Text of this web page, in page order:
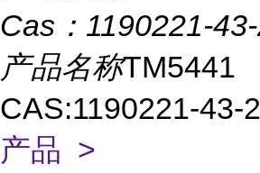
Cas： 1190221-
产品名称TM5441
CAS:1190221-43-2
产品 >